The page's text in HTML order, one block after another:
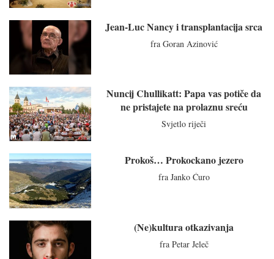
Jean-Luc Nancy i transplantacija srca
fra Goran Azinović
Nuncij Chullikatt: Papa vas potiče da
ne pristajete na prolaznu sreću
Svjetlo riječi
Prokoš… Prokockano jezero
fra Janko Ćuro
(Ne)kultura otkazivanja
fra Petar Jeleč